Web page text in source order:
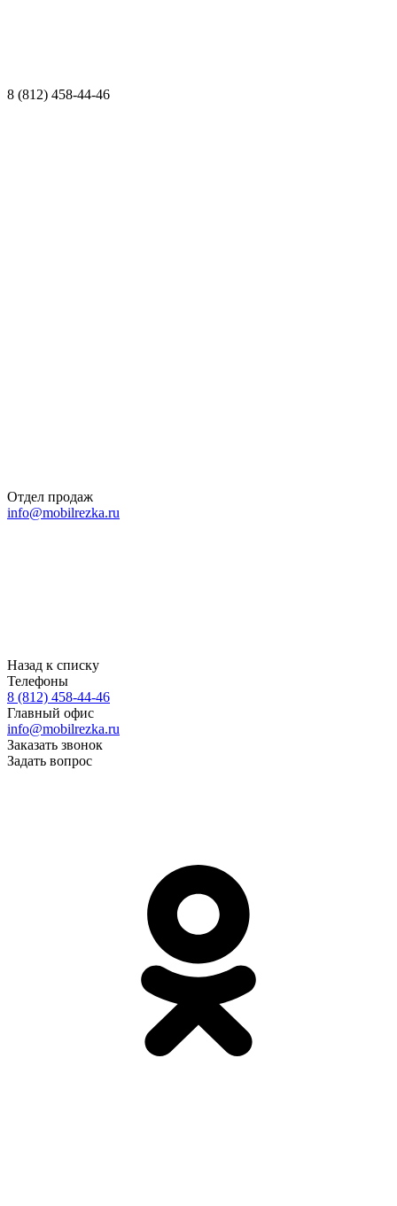
8 (812) 458-44-46
Отдел продаж
info@mobilrezka.ru
Назад к списку
Телефоны
8 (812) 458-44-46
Главный офис
info@mobilrezka.ru
Заказать звонок
Задать вопрос